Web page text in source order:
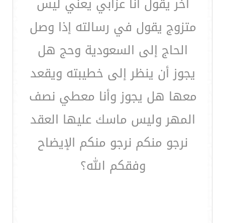
متزوج يقول في رسالته إذا وصل
الحاج إلى السعودية وحج هل
يجوز أن ينظر إلى خطيبته ويقعد
معها هل يجوز وأنا معطي نصف
المهر وليس ماسك عليها العقد
نرجو منكم نرجو منكم الإيضاح
وفقكم الله؟